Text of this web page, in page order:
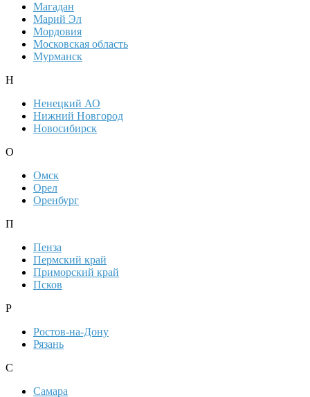
Магадан
Марий Эл
Мордовия
Московская область
Мурманск
Н
Ненецкий АО
Нижний Новгород
Новосибирск
О
Омск
Орел
Оренбург
П
Пенза
Пермский край
Приморский край
Псков
Р
Ростов-на-Дону
Рязань
С
Самара